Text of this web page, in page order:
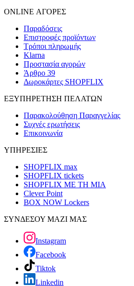
ONLINE ΑΓΟΡΕΣ
Παραδόσεις
Επιστροφές προϊόντων
Τρόποι πληρωμής
Klarna
Προστασία αγορών
Άρθρο 39
Δωροκάρτες SHOPFLIX
ΕΞΥΠΗΡΕΤΗΣΗ ΠΕΛΑΤΩΝ
Παρακολούθηση Παραγγελίας
Συχνές ερωτήσεις
Επικοινωνία
ΥΠΗΡΕΣΙΕΣ
SHOPFLIX max
SHOPFLIX tickets
SHOPFLIX ΜΕ ΤΗ ΜΙΑ
Clever Point
BOX NOW Lockers
ΣΥΝΔΕΣΟΥ ΜΑΖΙ ΜΑΣ
Instagram
Facebook
Tiktok
Linkedin